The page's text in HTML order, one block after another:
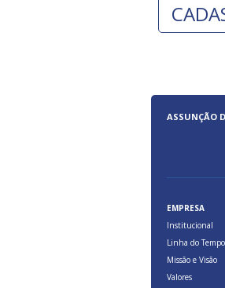
ASSUNÇÃO
EMPRESA
Institucional
Linha do Tempo
Missão e Visão
Valores